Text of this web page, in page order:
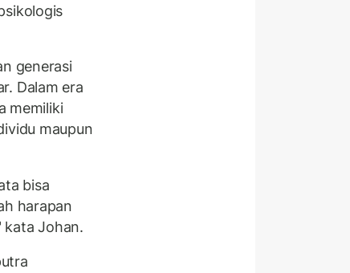
generasi
Dalam era
memiliki
maupun
bisa
harapan
kata Johan.